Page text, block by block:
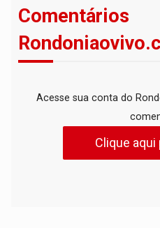
Comentários
Acesse sua conta do
Clique aqui